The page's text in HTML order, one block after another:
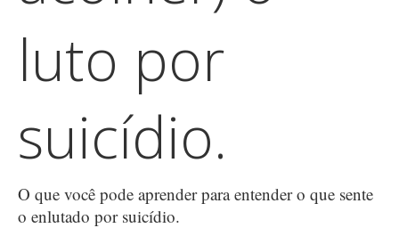
luto por
suicídio.
O que você pode aprender para entender o que sente
o enlutado por suicídio.